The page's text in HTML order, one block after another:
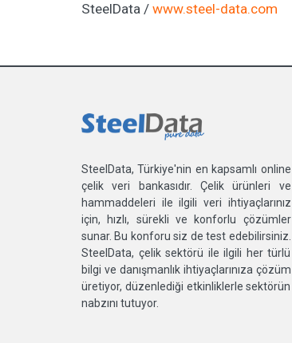
SteelData / www.steel-data.com
SteelData, Türkiye'nin en kapsamlı online
çelik veri bankasıdır. Çelik ürünleri ve
hammaddeleri ile ilgili veri ihtiyaçlarınız
için, hızlı, sürekli ve konforlu çözümler
sunar. Bu konforu siz de test edebilirsiniz.
SteelData, çelik sektörü ile ilgili her türlü
bilgi ve danışmanlık ihtiyaçlarınıza çözüm
üretiyor, düzenlediği etkinliklerle sektörün
nabzını tutuyor.